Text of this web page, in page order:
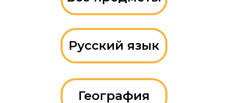
Русский язык
География